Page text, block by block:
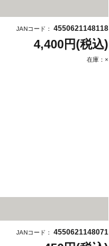
JANコード： 4550621148118
4,400円(税込)
在庫：×
JANコード： 4550621148071